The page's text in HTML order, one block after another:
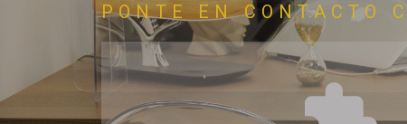
PONTE EN CONTACTO